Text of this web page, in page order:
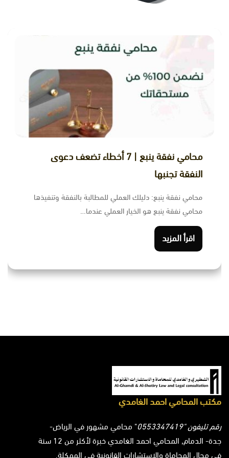
ﻣﺤﺎﻣﻲ ﻧﻔﻘﺔ ﻳﻨﺒﻊ | 7 أخطاء تضعف دعوى
النفقة تجنبها
محامي نفقة ينبع: دليلك العملي للمطالبة بالنفقة وتنفيذها
محامي نفقة ينبع هو الخيار العملي عندما…
اقرأ المزيد
مكتب المحامي احمد الغامدي
رقم تليفون "0553347419
" محامي مشهور في الرياض-
جدة- الدمام, المحامي احمد الغامدي خبرة لأكثر من 12 سنة
في مجال المحاماة والاستشارات القانونية في الممكلة.